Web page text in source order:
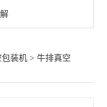
包装机 >牛排真空